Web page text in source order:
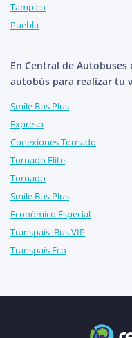
Tampico
Puebla
En Central de
autobús para realizar tu
Smile Bus Plus
Expreso
Conexiones Tornado
Tornado Elite
Tornado
Smile Bus Plus
Económico Especial
Transpaís iBus VIP
Transpaís Eco